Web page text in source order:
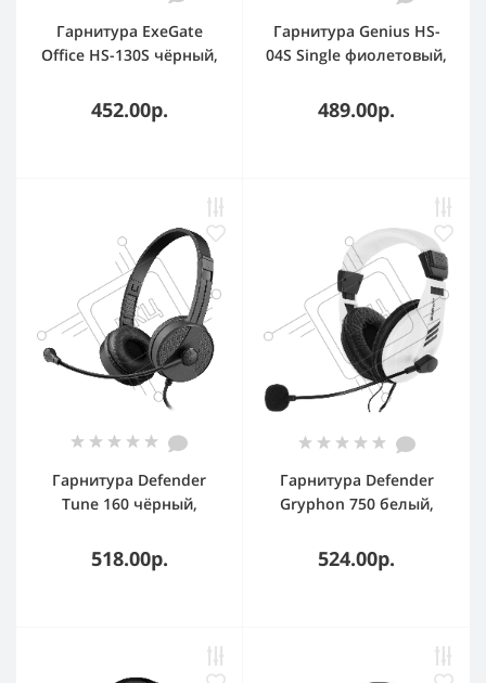
Гарнитура ExeGate
Office HS-130S чёрный,
jack 3.5 мм
452.00р.
Гарнитура Genius HS-
04S Single фиолетовый,
489.00р.
Гарнитура Defender
Tune 160 чёрный,
518.00р.
Гарнитура Defender
Gryphon 750 белый,
524.00р.